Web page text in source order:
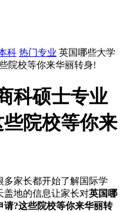
科 热门专业 英国哪些大学
院校等你来华丽转身!
科硕士专业
院校等你来
多家长都开始了解国际学
盖地的信息让家长对英国哪
?这些院校等你来华丽转